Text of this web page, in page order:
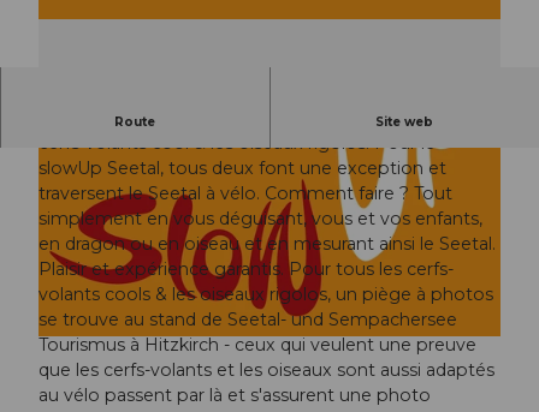
© Guidle.com
© Guidle.com
Route Site web
Ils volent dans le vent et au-dessus de nos têtes - les
cerfs-volants cool & les oiseaux rigolos. Pour le
slowUp Seetal, tous deux font une exception et
traversent le Seetal à vélo. Comment faire ? Tout
simplement en vous déguisant, vous et vos enfants,
en dragon ou en oiseau et en mesurant ainsi le Seetal.
Plaisir et expérience garantis. Pour tous les cerfs-
volants cools & les oiseaux rigolos, un piège à photos
se trouve au stand de Seetal- und Sempachersee
Tourismus à Hitzkirch - ceux qui veulent une preuve
que les cerfs-volants et les oiseaux sont aussi adaptés
au vélo passent par là et s'assurent une photo